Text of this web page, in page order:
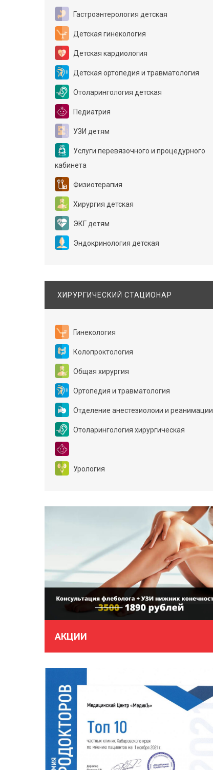
Гастроэнтерология детская
Детская гинекология
Детская кардиология
Детская ортопедия и травматология
Отоларингология детская
Педиатрия
УЗИ детям
Услуги перевязочного и процедурного
кабинета
Физиотерапия
Хирургия детская
ЭКГ детям
Эндокринология детская
ХИРУРГИЧЕСКИЙ СТАЦИОНАР
Гинекология
Колопроктология
Общая хирургия
Ортопедия и травматология
Отделение анестезиолоии и реанимации
Отоларингология хирургическая
Урология
АКЦИИ